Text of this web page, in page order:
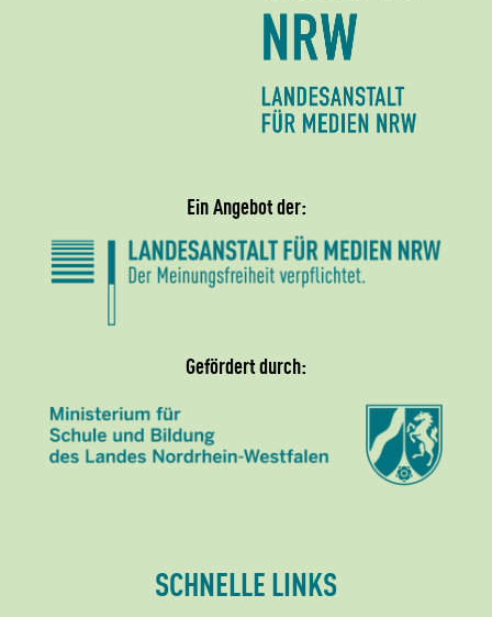
Ein Angebot der:
Gefördert durch:
SCHNELLE LINKS